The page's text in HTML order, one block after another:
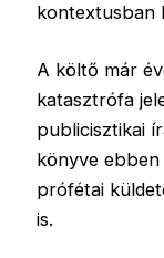
kontextusban
A költő már
katasztrófa
publicisztikai
könyve ebben
prófétai
is.